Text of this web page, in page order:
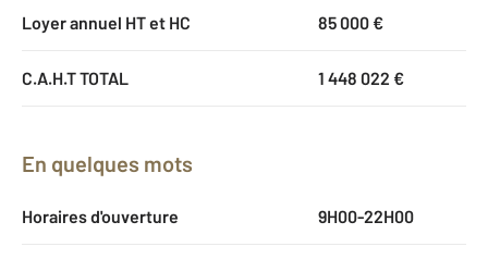
Loyer annuel HT et HC 85 000 €
C.A.H.T TOTAL 1 448 022 €
En quelques mots
Horaires d'ouverture 9H00-22H00